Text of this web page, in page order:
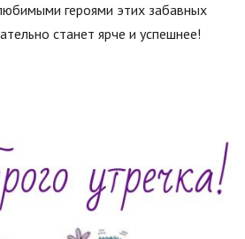
героями этих забавных
станет ярче и успешнее!